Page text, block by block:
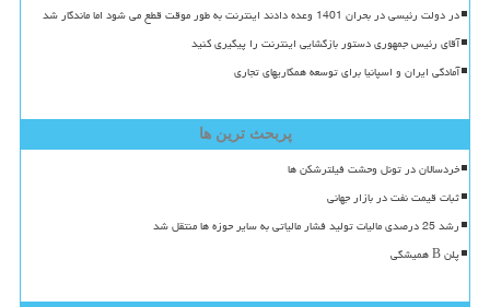
در دولت رئیسی در بحران 1401 وعده دادند اینترنت به طور موقت قطع می شود اما ماندگار شد
آقای رئیس جمهوری دستور بازگشایی اینترنت را پیگیری کنید
آمادگی ایران و اسپانیا برای توسعه همکاریهای تجاری
پربحث ترین ها
خردسالان در تونل وحشت فیلترشکن ها
ثبات قیمت نفت در بازار جهانی
رشد 25 درصدی مالیات تولید فشار مالیاتی به سایر حوزه ها منتقل شد
پلن B همیشگی